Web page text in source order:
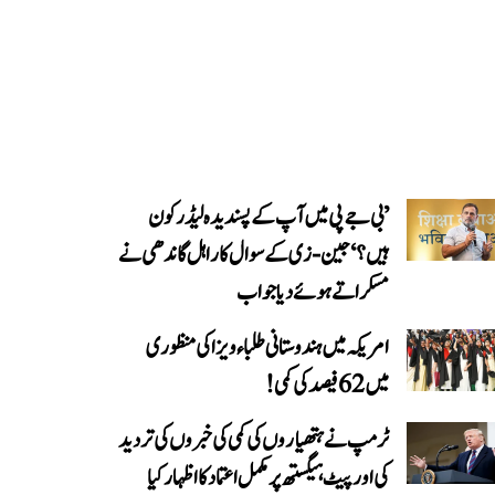
’بی جے پی میں آپ کے پسندیدہ لیڈر کون
ہیں؟‘ جین-زی کے سوال کا راہل گاندھی نے
مسکراتے ہوئے دیا جواب
امریکہ میں ہندوستانی طلباء ویزا کی منظوری
میں 62 فیصد کی کمی!
ٹرمپ نے ہتھیاروں کی کمی کی خبروں کی تردید
کی اور پیٹ ہیگستھ پر مکمل اعتماد کا اظہار کیا